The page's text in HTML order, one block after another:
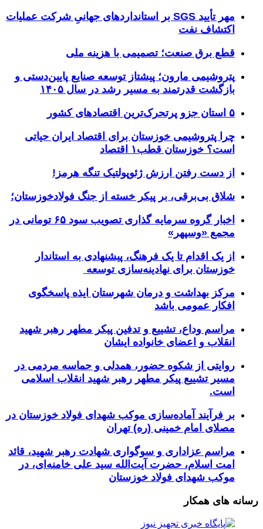
مهر تأیید SGS بر استانداردهای جهانیِ شرکت عملیات
اکتشاف نفت
قطع برق صنعت؛ تصمیمی با هزینه ملی
پتروشیمی مارون؛ پیشتاز توسعه صنایع پایین‌دستی و
بازگشت قدرتمند به مسیر رشد در سال ۱۴۰۵
۵ استان جزو پرتحرک‌ترین اقتصاد‌های کشور
چرا پتروشیمی خوزستان برای اقتصاد ایران حیاتی
است؟ خوزستان قطب۱ اقتصاد
از دست رفتن ارزش ژئوپولتیک تنگه هرمز!
شلاق‌ بی‌برقی، بر پیکر خسته‌ از جنگ فولادخوزستان؛
اخبار گروه سرمایه گذاری تصویب سود ۶۵ تومانی در
مجمع «وسپهر»
از یک اقدام تا یک فرهنگ، پیشنهادی به استاندار
خوزستان برای نهادینه‌سازی توسعه
مرکز بهداشت و درمان شهرستان ایذه پاسخگوی
افکار عمومی باشد
مراسم وداع، تشییع و تدفین پیکر مطهر رهبر شهید
انقلاب و اعضای خانواده ایشان
روایتی از شکوه حضور، همدلی و حماسه مردمی در
مسیر تشییع پیکر مطهر رهبر شهید انقلاب اسلامی
است.
بر فرآیند آماده‌سازی موکب شهدای فولاد خوزستان در
مصلای امام خمینی (ره) تهران
مراسم عزاداری و سوگواری شهادت رهبر شهید، قائد
امت اسلام، حضرت آیت‌الله سید علی خامنه‌ای، در
موکب شهدای فولاد خوزستان
رسانه های همکار